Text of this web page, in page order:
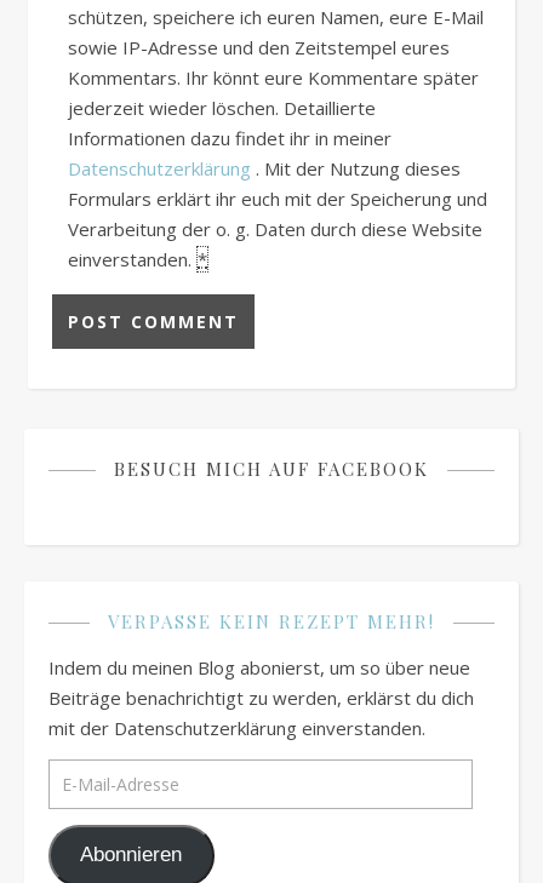
schützen, speichere ich euren Namen, eure E-Mail
sowie IP-Adresse und den Zeitstempel eures
Kommentars. Ihr könnt eure Kommentare später
jederzeit wieder löschen. Detaillierte
Informationen dazu findet ihr in meiner
Datenschutzerklärung . Mit der Nutzung dieses
Formulars erklärt ihr euch mit der Speicherung und
Verarbeitung der o. g. Daten durch diese Website
einverstanden. *
BESUCH MICH AUF FACEBOOK
VERPASSE KEIN REZEPT MEHR!
Indem du meinen Blog abonierst, um so über neue
Beiträge benachrichtigt zu werden, erklärst du dich
mit der Datenschutzerklärung einverstanden.
E-Mail-Adresse
Abonnieren